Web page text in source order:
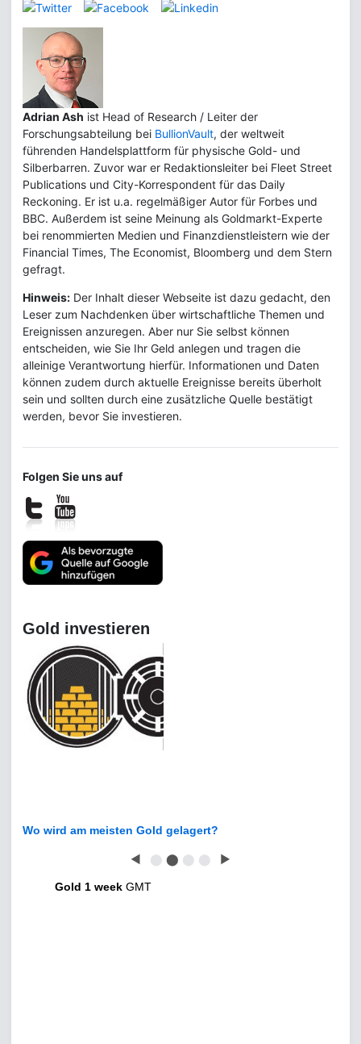
Adrian Ash ist Head of Research / Leiter der
Forschungsabteilung bei BullionVault, der weltweit
führenden Handelsplattform für physische Gold- und
Silberbarren. Zuvor war er Redaktionsleiter bei Fleet Street
Publications und City-Korrespondent für das Daily
Reckoning. Er ist u.a. regelmäßiger Autor für Forbes und
BBC. Außerdem ist seine Meinung als Goldmarkt-Experte
bei renommierten Medien und Finanzdienstleistern wie der
Financial Times, The Economist, Bloomberg und dem Stern
gefragt.
Hinweis: Der Inhalt dieser Webseite ist dazu gedacht, den
Leser zum Nachdenken über wirtschaftliche Themen und
Ereignissen anzuregen. Aber nur Sie selbst können
entscheiden, wie Sie Ihr Geld anlegen und tragen die
alleinige Verantwortung hierfür. Informationen und Daten
können zudem durch aktuelle Ereignisse bereits überholt
sein und sollten durch eine zusätzliche Quelle bestätigt
werden, bevor Sie investieren.
Folgen Sie uns auf
Gold investieren
Wo wird am meisten Gold gelagert?
◀ ⬤ ⬤ ⬤ ⬤ ▶
Gold 1 week GMT